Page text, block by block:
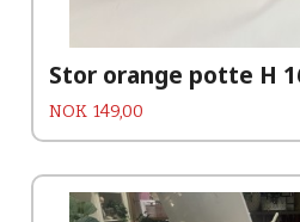
Stor orange potte H
Pris
NOK 149,00